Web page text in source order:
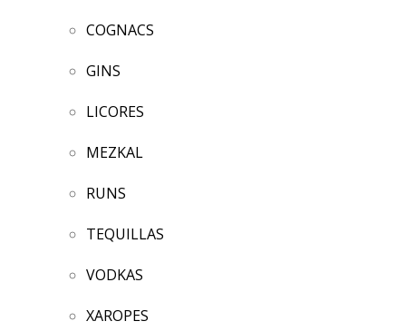
COGNACS
GINS
LICORES
MEZKAL
RUNS
TEQUILLAS
VODKAS
XAROPES